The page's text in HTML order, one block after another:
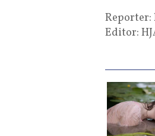
Reporter:
Editor: